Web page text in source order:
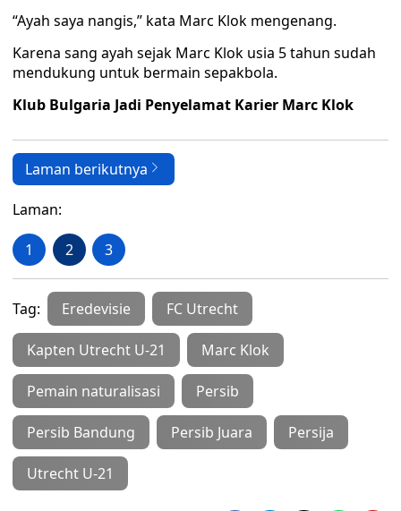
“Ayah saya nangis,” kata Marc Klok mengenang.
Karena sang ayah sejak Marc Klok usia 5 tahun sudah
mendukung untuk bermain sepakbola.
Klub Bulgaria Jadi Penyelamat Karier Marc Klok
Laman berikutnya
Laman:
1 2 3
Tag: Eredevisie FC Utrecht
Kapten Utrecht U-21 Marc Klok
Pemain naturalisasi Persib
Persib Bandung Persib Juara Persija
Utrecht U-21